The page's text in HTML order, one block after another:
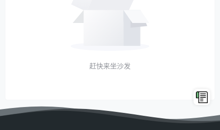
赶快来坐沙发